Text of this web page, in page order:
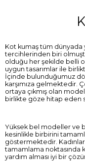
Kot kumaş tüm dünyada
tercihlerinden biri
olduğu her şekilde belli
uygun tasarımlar ile
İçinde bulunduğumuz
karşımıza gelmektedir.
ortaya çıkmış olan
birlikte göze hitap eden
Yüksek bel modeller ve
kesinlikle birbirini
göstermektedir.
tamamlama noktasında
yardım alması iyi bir